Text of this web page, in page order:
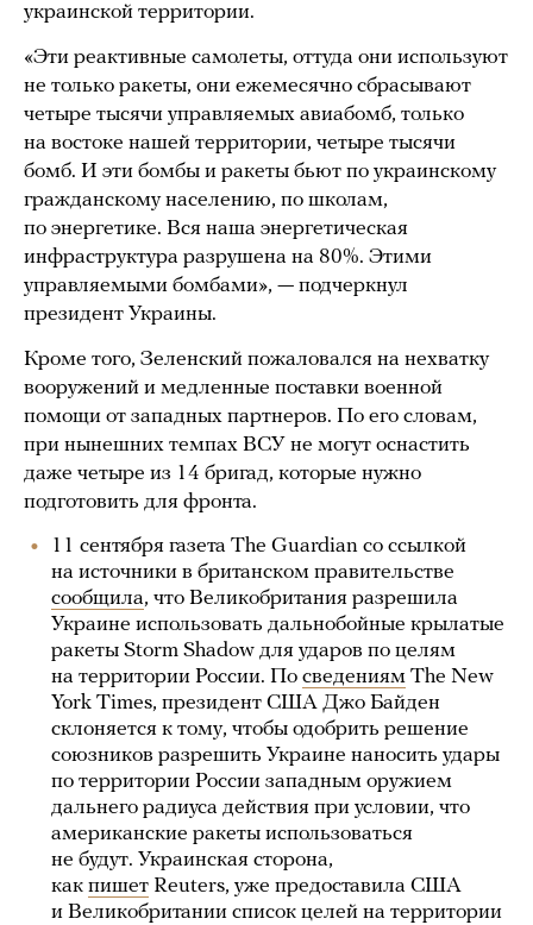
украинской территории.
«Эти реактивные самолеты, оттуда они используют
не только ракеты, они ежемесячно сбрасывают
четыре тысячи управляемых авиабомб, только
на востоке нашей территории, четыре тысячи
бомб. И эти бомбы и ракеты бьют по украинскому
гражданскому населению, по школам,
по энергетике. Вся наша энергетическая
инфраструктура разрушена на 80%. Этими
управляемыми бомбами», — подчеркнул
президент Украины.
Кроме того, Зеленский пожаловался на нехватку
вооружений и медленные поставки военной
помощи от западных партнеров. По его словам,
при нынешних темпах ВСУ не могут оснастить
даже четыре из 14 бригад, которые нужно
подготовить для фронта.
11 сентября газета The Guardian со ссылкой
на источники в британском правительстве
сообщила, что Великобритания разрешила
Украине использовать дальнобойные крылатые
ракеты Storm Shadow для ударов по целям
на территории России. По сведениям The New
York Times, президент США Джо Байден
склоняется к тому, чтобы одобрить решение
союзников разрешить Украине наносить удары
по территории России западным оружием
дальнего радиуса действия при условии, что
американские ракеты использоваться
не будут. Украинская сторона,
как пишет Reuters, уже предоставила США
и Великобритании список целей на территории